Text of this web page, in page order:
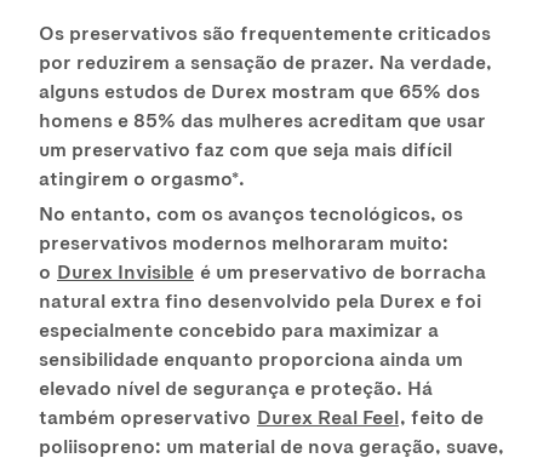
Os preservativos são frequentemente criticados
por reduzirem a sensação de prazer. Na verdade,
alguns estudos de Durex mostram que 65% dos
homens e 85% das mulheres acreditam que usar
um preservativo faz com que seja mais difícil
atingirem o orgasmo*.
No entanto, com os avanços tecnológicos, os
preservativos modernos melhoraram muito:
o Durex Invisible é um preservativo de borracha
natural extra fino desenvolvido pela Durex e foi
especialmente concebido para maximizar a
sensibilidade enquanto proporciona ainda um
elevado nível de segurança e proteção. Há
também opreservativo Durex Real Feel, feito de
poliisopreno: um material de nova geração, suave,